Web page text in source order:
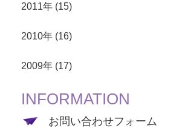
2011年 (15)
2010年 (16)
2009年 (17)
INFORMATION
お問い合わせフォーム